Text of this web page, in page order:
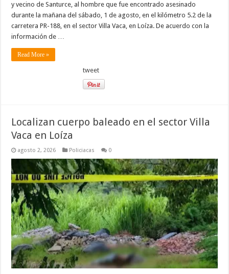
y vecino de Santurce, al hombre que fue encontrado asesinado
durante la mañana del sábado, 1 de agosto, en el kilómetro 5.2 de la
carretera PR-188, en el sector Villa Vaca, en Loíza. De acuerdo con la
información de …
Read More »
tweet
Localizan cuerpo baleado en el sector Villa
Vaca en Loíza
agosto 2, 2026 Policiacas 0